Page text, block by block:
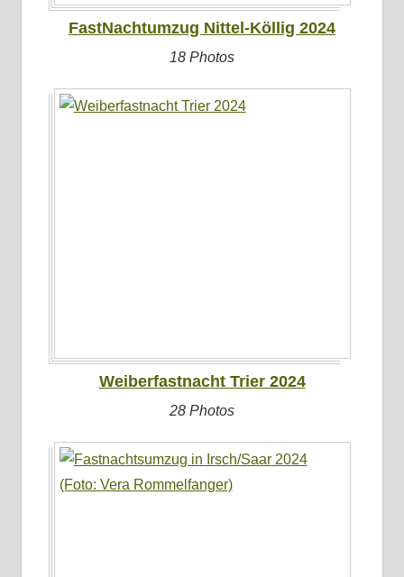
FastNachtumzug Nittel-Köllig 2024
18 Photos
Weiberfastnacht Trier 2024
28 Photos